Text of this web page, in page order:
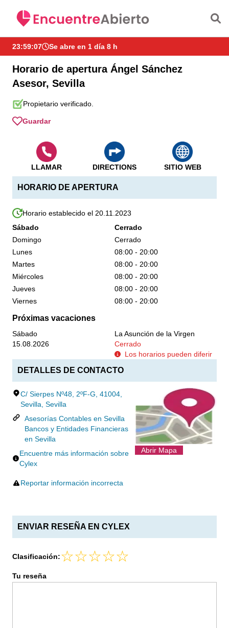
23:59:08 Se abre en 1 día 8 h
Horario de apertura Ángel Sánchez
Asesor, Sevilla
Propietario verificado.
Guardar
HORARIO DE APERTURA
Horario establecido el 20.11.2023
Sábado
Cerrado
Domingo
Cerrado
Lunes
08:00 - 20:00
Martes
08:00 - 20:00
Miércoles
08:00 - 20:00
Jueves
08:00 - 20:00
Viernes
08:00 - 20:00
Próximas vacaciones
Sábado
La Asunción de la Virgen
15.08.2026
Cerrado
Los horarios pueden diferir
DETALLES DE CONTACTO
C/ Sierpes Nº48, 2ºF-G, 41004,
Sevilla, Sevilla
Asesorías Contables en Sevilla
Bancos y Entidades Financieras
en Sevilla
Encuentre más información sobre
Cylex
Reportar información incorrecta
Abrir Mapa
LLAMAR DIRECTIONS SITIO WEB
ENVIAR RESEÑA EN CYLEX
Clasificación:
Tu reseña